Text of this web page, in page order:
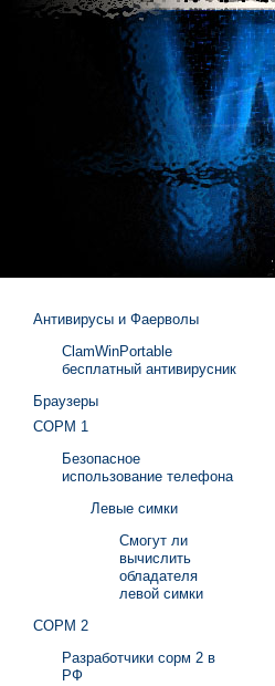
Антивирусы и Фаерволы
ClamWinPortable
бесплатный антивирусник
Браузеры
СОРМ 1
Безопасное
использование телефона
Левые симки
Смогут ли
вычислить
обладателя
левой симки
СОРМ 2
Разработчики сорм 2 в
РФ